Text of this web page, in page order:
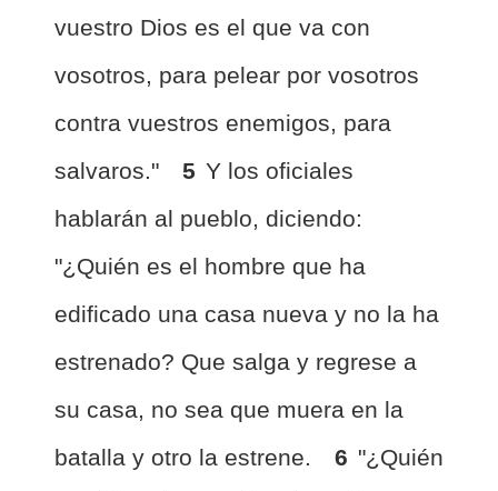
vuestro Dios es el que va con
vosotros, para pelear por vosotros
contra vuestros enemigos, para
salvaros."
5 Y los oficiales
hablarán al pueblo, diciendo:
"¿Quién es el hombre que ha
edificado una casa nueva y no la ha
estrenado? Que salga y regrese a
su casa, no sea que muera en la
batalla y otro la estrene.
6 "¿Quién